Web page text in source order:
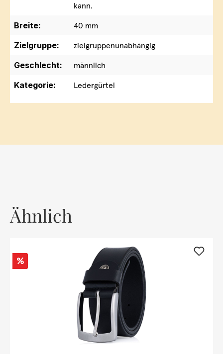
kann.
Breite:
40 mm
Zielgruppe:
zielgruppenunabhängig
Geschlecht:
männlich
Kategorie:
Ledergürtel
Ähnlich
Rabatt
%